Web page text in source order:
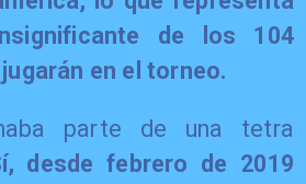
de los 104
en el torneo.
parte de una tetra
desde febrero de 2019